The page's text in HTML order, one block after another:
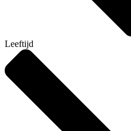
Leeftijd